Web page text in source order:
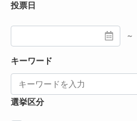
投票日
～
キーワード
選挙区分